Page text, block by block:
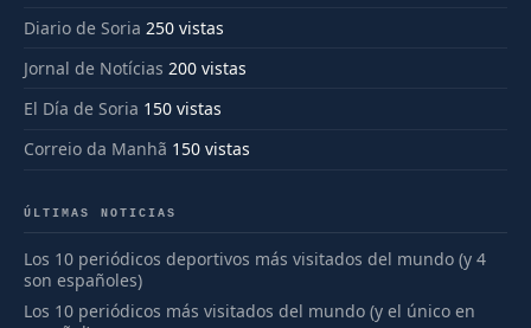
Diario de Soria 250 vistas
Jornal de Notícias 200 vistas
El Día de Soria 150 vistas
Correio da Manhã 150 vistas
ÚLTIMAS NOTICIAS
Los 10 periódicos deportivos más visitados del mundo (y 4
son españoles)
Los 10 periódicos más visitados del mundo (y el único en